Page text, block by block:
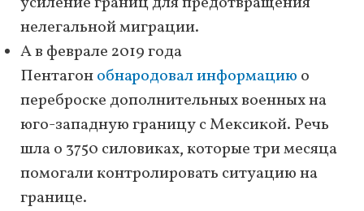
нелегальной миграции.
А в феврале 2019 года
Пентагонобнародовал информацию о
переброске дополнительных военных на
юго-западную границу с Мексикой. Речь
шла о 3750 силовиках, которые три месяца
помогали контролировать ситуацию на
границе.